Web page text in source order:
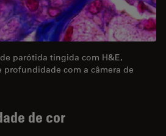
parótida tingida com H&E,
profundidade com a câmera de
de cor